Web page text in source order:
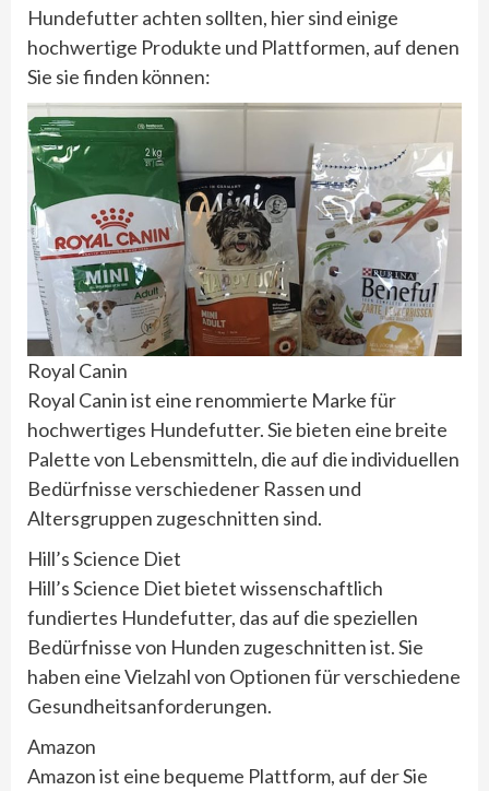
Hundefutter achten sollten, hier sind einige
hochwertige Produkte und Plattformen, auf denen
Sie sie finden können:
Royal Canin
Royal Canin ist eine renommierte Marke für
hochwertiges Hundefutter. Sie bieten eine breite
Palette von Lebensmitteln, die auf die individuellen
Bedürfnisse verschiedener Rassen und
Altersgruppen zugeschnitten sind.
Hill’s Science Diet
Hill’s Science Diet bietet wissenschaftlich
fundiertes Hundefutter, das auf die speziellen
Bedürfnisse von Hunden zugeschnitten ist. Sie
haben eine Vielzahl von Optionen für verschiedene
Gesundheitsanforderungen.
Amazon
Amazon ist eine bequeme Plattform, auf der Sie